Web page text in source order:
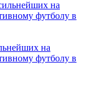
на
футболу в